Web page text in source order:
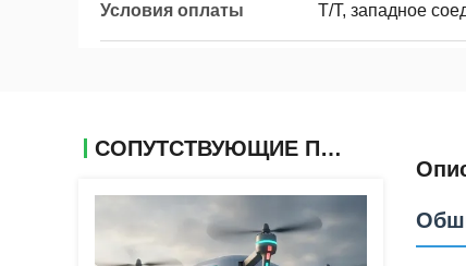
Условия оплаты Т/Т, западное
СОПУТСТВУЮЩИЕ ПРОДУКТЫ